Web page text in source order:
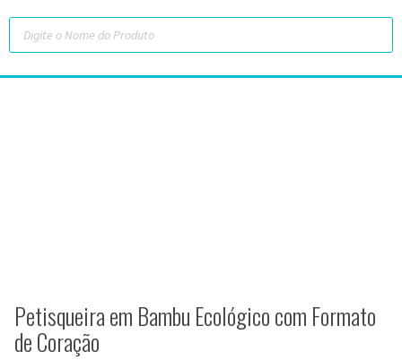
Petisqueira em Bambu Ecológico com Formato
de Coração